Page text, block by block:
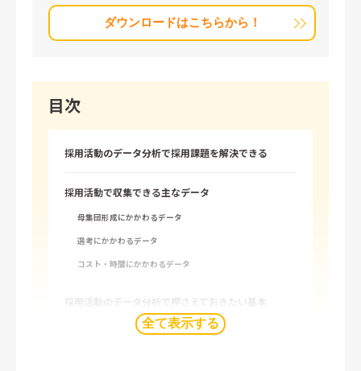
ダウンロードはこちらから！
目次
採用活動のデータ分析で採用課題を解決できる
採用活動で収集できる主なデータ
母集団形成にかかわるデータ
選考にかかわるデータ
コスト・時間にかかわるデータ
採用活動のデータ分析で押さえておきたい基本
比較して気づきを得る全て表示する